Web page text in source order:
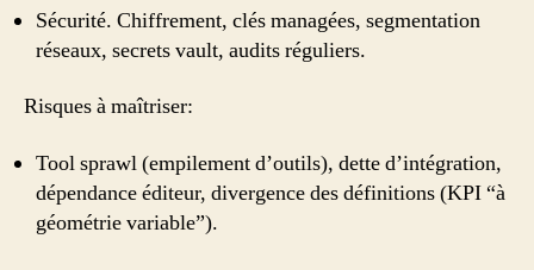
Sécurité. Chiffrement, clés managées, segmentation
réseaux, secrets vault, audits réguliers.
Risques à maîtriser:
Tool sprawl (empilement d’outils), dette d’intégration,
dépendance éditeur, divergence des définitions (KPI “à
géométrie variable”).